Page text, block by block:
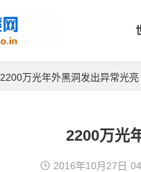
2200万光年外黑洞发出异常光亮
2200万光
2016年10月27日